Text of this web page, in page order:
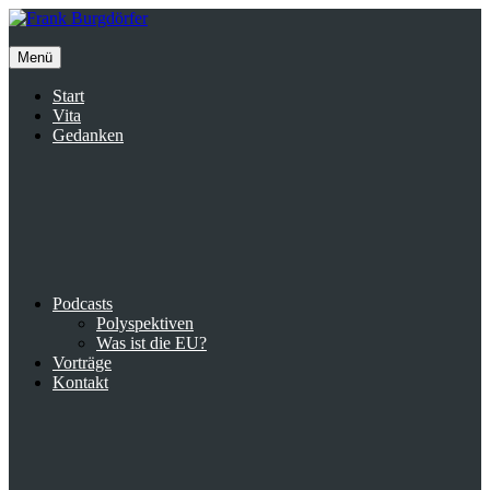
Inhalte
Menü
Start
Vita
Gedanken
Podcasts
Polyspektiven
Was ist die EU?
Vorträge
Kontakt